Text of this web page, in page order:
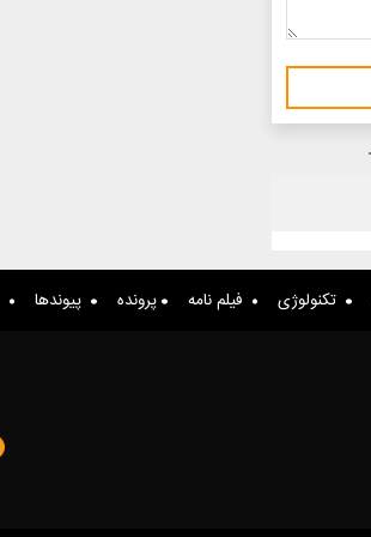
تکنولوژی فیلم نامه پرونده پیوندها